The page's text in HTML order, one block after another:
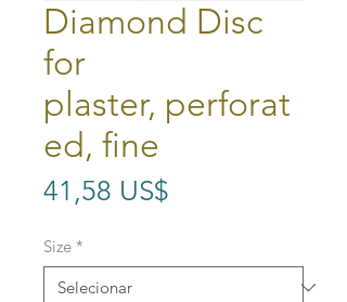
Diamond Disc
for
plaster, perforat
ed, fine
41,58 US$
Size *